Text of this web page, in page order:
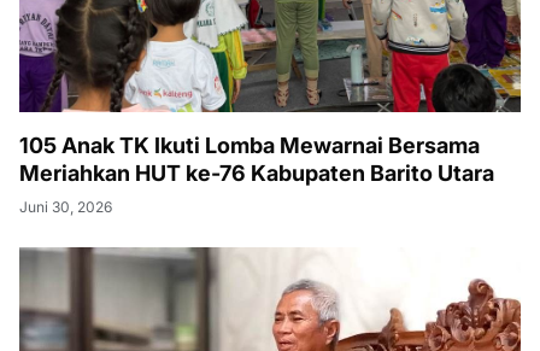
105 Anak TK Ikuti Lomba Mewarnai Bersama
Meriahkan HUT ke-76 Kabupaten Barito Utara
Juni 30, 2026